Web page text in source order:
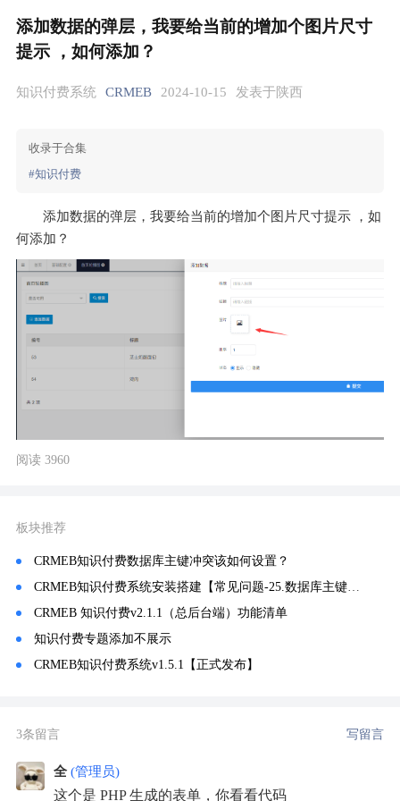
添加数据的弹层，我要给当前的增加个图片尺寸
提示 ，如何添加？
知识付费系统 CRMEB 2024-10-15 发表于陕西
收录于合集
#知识付费
添加数据的弹层，我要给当前的增加个图片尺寸提示 ，如
何添加？
阅读 3960
板块推荐
CRMEB知识付费数据库主键冲突该如何设置？
CRMEB知识付费系统安装搭建【常见问题-25.数据库主键冲突】
CRMEB 知识付费v2.1.1（总后台端）功能清单
知识付费专题添加不展示
CRMEB知识付费系统v1.5.1【正式发布】
3条留言 写留言
全 (管理员)
这个是 PHP 生成的表单，你看看代码